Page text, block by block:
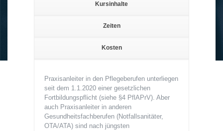
Kursinhalte
Zeiten
Kosten
Praxisanleiter in den Pflegeberufen unterliegen
seit dem 1.1.2020 einer gesetzlichen
Fortbildungspflicht (siehe §4 PflAPrV). Aber
auch Praxisanleiter in anderen
Gesundheitsfachberufen (Notfallsanitäter,
OTA/ATA) sind nach jüngsten